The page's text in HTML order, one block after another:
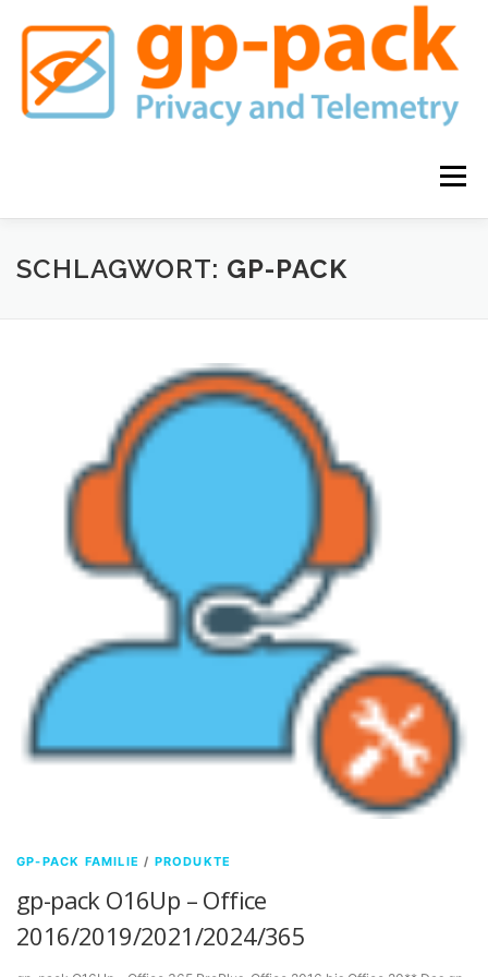
Inhalt
springen
Menü
GP-PACK FAMILIE KAUFEN
SCHLAGWORT: GP-PACK
GP-PACK FAMILIE / PRODUKTE
gp-pack O16Up – Office
2016/2019/2021/2024/365